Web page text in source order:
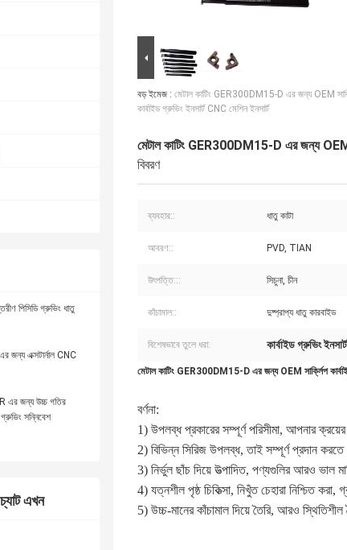
পিসিডি গ্রুভিং ধাতু
জন্য এক্সটার্নাল CNC
এর জন্য উচ্চ গতির
সন্নিবেশ
এখন
বড় ইমেজ : মেটাল কাটিং GER300DM15-D এর জন্য OEM
কার্বাইড গ্রুভিং ইনসার্ট CNC মেশিন ইনসার্ট
মেটাল কাটিং GER300DM15-D এর জন্য OEM
বিবরণ
ব্যবহার:: ধাতু কাটা
আবরণ:: PVD, TIAN
উৎপত্তি::: সিচুনা, চীন
কাঁচামাল:: দুষ্প্রাপ্য ধাতু কারবাইড
বিশেষভাবে তুলে ধরা: কার্বাইড গ্রুভিং
মেটাল কাটিং GER300DM15-D এর জন্য OEM সার্ক্লিপ
বর্ণনা:
1) উপলব্ধ প্রকারের সম্পূর্ণ পরিসীমা, আপনার
2) বিভিন্ন সিরিজ উপলব্ধ, তাই সম্পূর্ণ প্রদান করতে
3) নির্ভুল ছাঁচ দিয়ে উত্পাদিত, পণ্যগুলির আরও ভাল
4) যত্নশীল পৃষ্ঠ চিকিত্সা, নিখুঁত চেহারা নিশ্চিত করা,
5) উচ্চ-মানের কাঁচামাল দিয়ে তৈরি, আরও